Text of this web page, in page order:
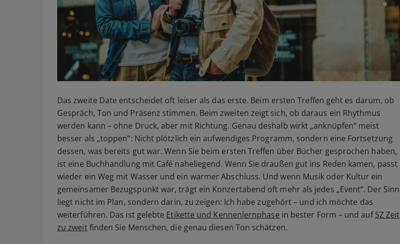
Das zweite Date entscheidet oft leiser als das erste. Beim ersten Treffen geht es darum, ob
Gespräch, Ton und Präsenz stimmen. Beim zweiten zeigt sich, ob daraus ein Rhythmus
werden kann – ohne Druck, aber mit Richtung. Genau deshalb wirkt „anknüpfen“ meist
besser als „toppen“: Nicht plötzlich ein aufwendiges Programm, sondern eine Fortsetzung
dessen, was bereits gut war. Wenn Sie beim ersten Treffen über Bücher gesprochen haben,
ist eine Buchhandlung mit Café naheliegend. Wenn Sie draußen gut ins Reden kamen, passt
wieder ein Weg mit Wasser und ein warmer Abschluss. Und wenn Musik oder Kultur ein
gemeinsamer Bezugspunkt war, trägt ein Konzertabend oft mehr als jedes „Event“. Der Sinn
liegt nicht im Plan, sondern darin, zu zeigen: Ich habe zugehört – und ich möchte das
weiterführen. Das ist gelebte Etikette und Kennenlernphase in bester Form – und aufSZ Zeit
zu zweitfinden Sie Menschen, die genau diesen Ton schätzen.